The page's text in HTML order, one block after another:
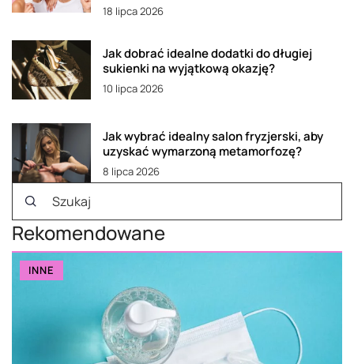
18 lipca 2026
Jak dobrać idealne dodatki do długiej
sukienki na wyjątkową okazję?
10 lipca 2026
Jak wybrać idealny salon fryzjerski, aby
uzyskać wymarzoną metamorfozę?
8 lipca 2026
Rekomendowane
INNE